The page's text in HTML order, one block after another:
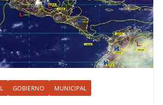
GOBIERNO MUNICIPAL